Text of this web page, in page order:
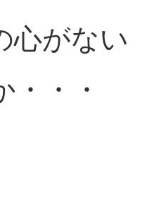
心がない
・・